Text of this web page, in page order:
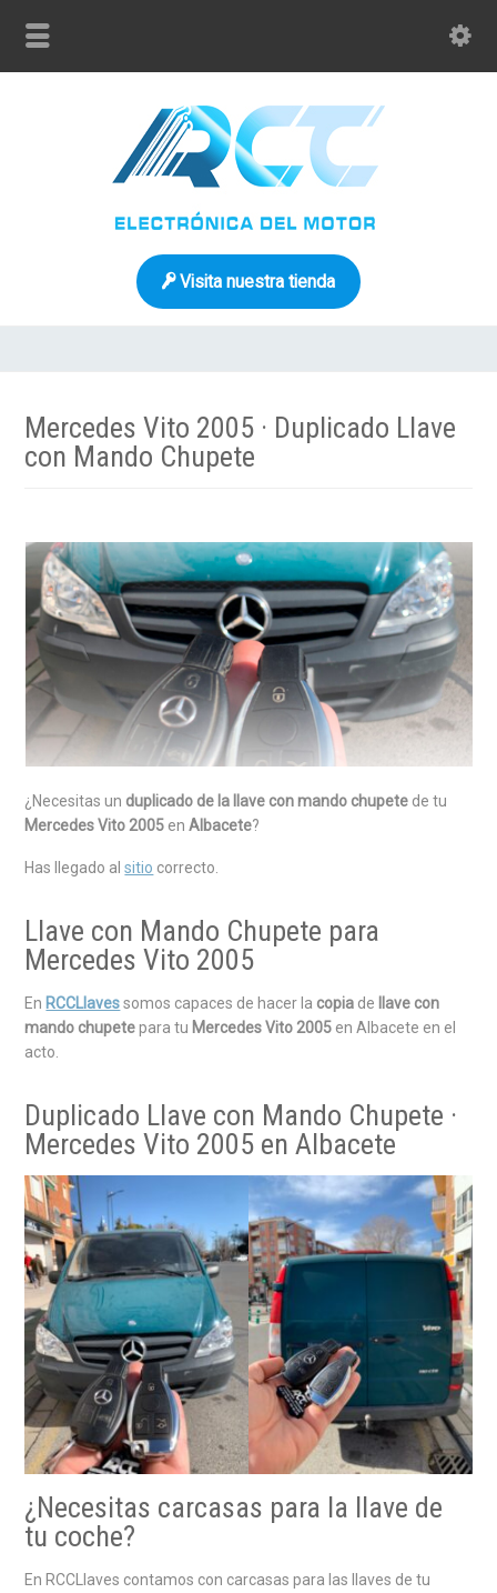
Visita nuestra tienda
Mercedes Vito 2005 · Duplicado Llave
con Mando Chupete
¿Necesitas un duplicado de la llave con mando chupete de tu
Mercedes Vito 2005 enAlbacete?
Has llegado alsitio correcto.
Llave con Mando Chupete para
Mercedes Vito 2005
En RCCLlavessomos capaces de hacer la copia de
llave con
mando chupetepara tu Mercedes Vito 2005 en Albacete en el
acto.
Duplicado Llave con Mando Chupete ·
Mercedes Vito 2005 en Albacete
¿Necesitas carcasas para la llave de
tu coche?
En RCCLlaves contamos con carcasas para las llaves de tu